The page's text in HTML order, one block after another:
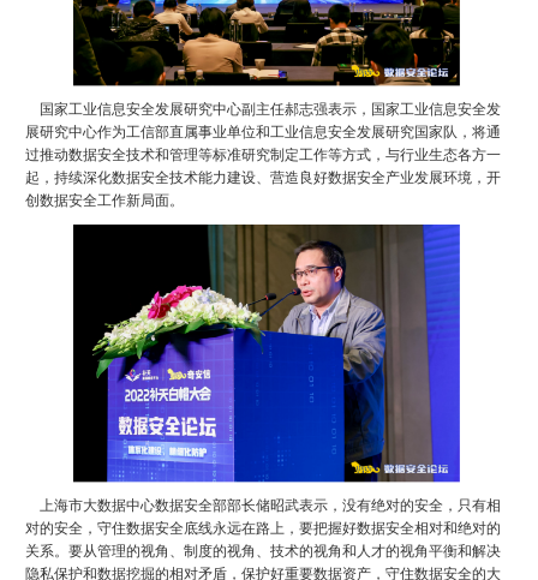
国家工业信息安全发展研究中心副主任郝志强表示，国家工业信息安全发
展研究中心作为工信部直属事业单位和工业信息安全发展研究国家队，将通
过推动数据安全技术和管理等标准研究制定工作等方式，与行业生态各方一
起，持续深化数据安全技术能力建设、营造良好数据安全产业发展环境，开
创数据安全工作新局面。
上海市大数据中心数据安全部部长储昭武表示，没有绝对的安全，只有相
对的安全，守住数据安全底线永远在路上，要把握好数据安全相对和绝对的
关系。要从管理的视角、制度的视角、技术的视角和人才的视角平衡和解决
隐私保护和数据挖掘的相对矛盾，保护好重要数据资产，守住数据安全的大